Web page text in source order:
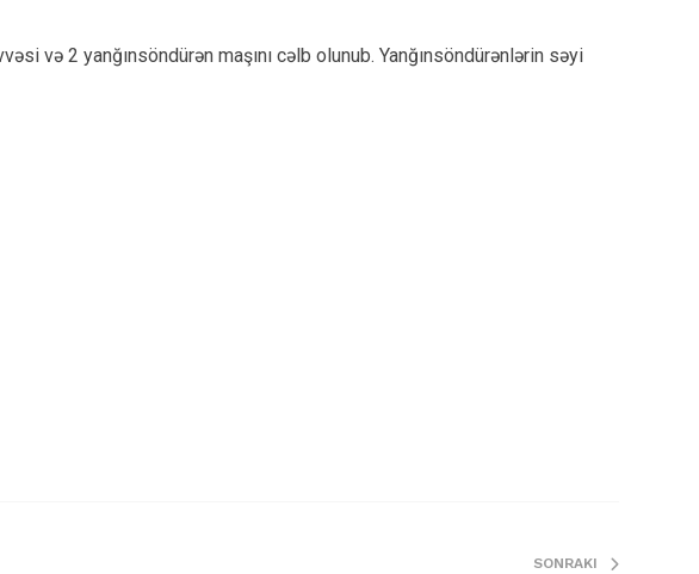
və 2 yanğınsöndürən maşını cəlb olunub. Yanğınsöndürənlərin səyi
SONRAKI